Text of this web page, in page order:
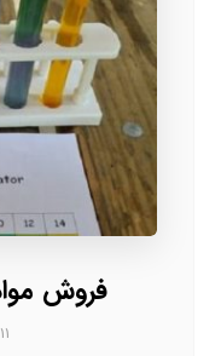
فروش
۱۱ اردیبهشت، ۱۴۰۳